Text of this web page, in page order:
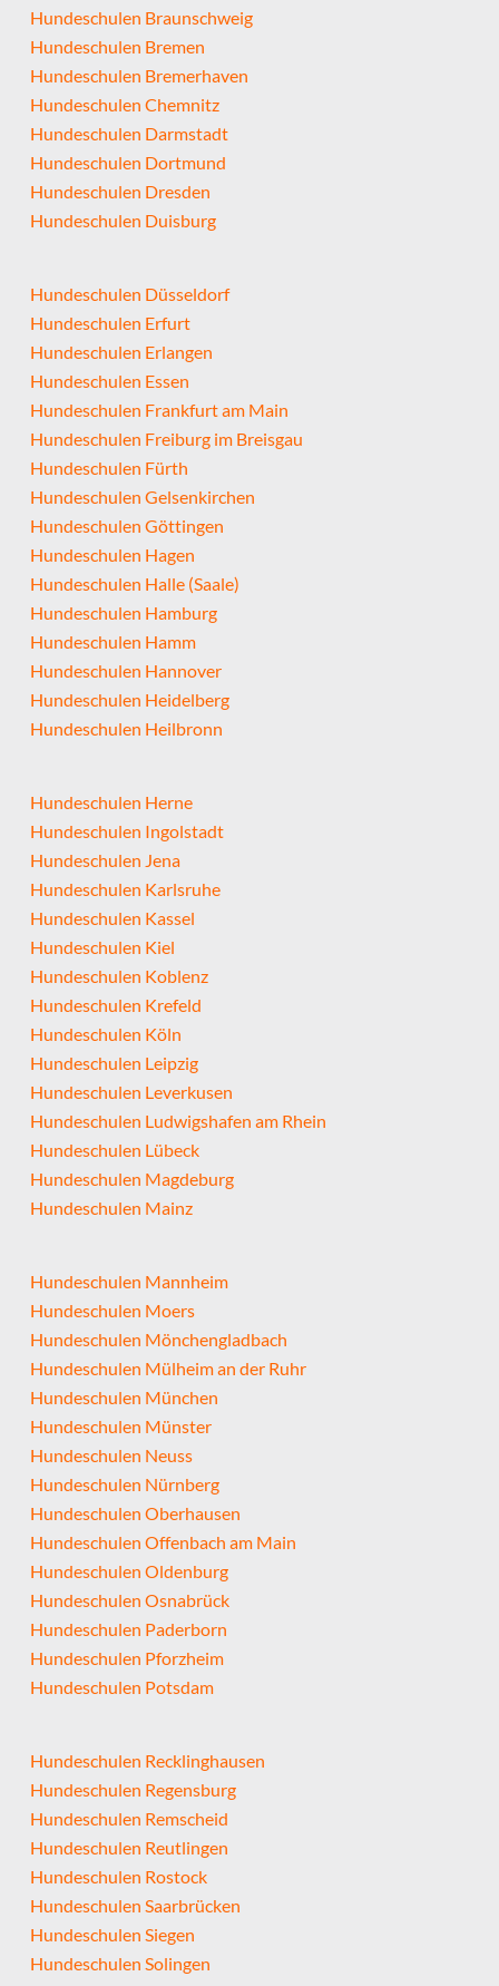
Hundeschulen Braunschweig
Hundeschulen Bremen
Hundeschulen Bremerhaven
Hundeschulen Chemnitz
Hundeschulen Darmstadt
Hundeschulen Dortmund
Hundeschulen Dresden
Hundeschulen Duisburg
Hundeschulen Düsseldorf
Hundeschulen Erfurt
Hundeschulen Erlangen
Hundeschulen Essen
Hundeschulen Frankfurt am Main
Hundeschulen Freiburg im Breisgau
Hundeschulen Fürth
Hundeschulen Gelsenkirchen
Hundeschulen Göttingen
Hundeschulen Hagen
Hundeschulen Halle (Saale)
Hundeschulen Hamburg
Hundeschulen Hamm
Hundeschulen Hannover
Hundeschulen Heidelberg
Hundeschulen Heilbronn
Hundeschulen Herne
Hundeschulen Ingolstadt
Hundeschulen Jena
Hundeschulen Karlsruhe
Hundeschulen Kassel
Hundeschulen Kiel
Hundeschulen Koblenz
Hundeschulen Krefeld
Hundeschulen Köln
Hundeschulen Leipzig
Hundeschulen Leverkusen
Hundeschulen Ludwigshafen am Rhein
Hundeschulen Lübeck
Hundeschulen Magdeburg
Hundeschulen Mainz
Hundeschulen Mannheim
Hundeschulen Moers
Hundeschulen Mönchengladbach
Hundeschulen Mülheim an der Ruhr
Hundeschulen München
Hundeschulen Münster
Hundeschulen Neuss
Hundeschulen Nürnberg
Hundeschulen Oberhausen
Hundeschulen Offenbach am Main
Hundeschulen Oldenburg
Hundeschulen Osnabrück
Hundeschulen Paderborn
Hundeschulen Pforzheim
Hundeschulen Potsdam
Hundeschulen Recklinghausen
Hundeschulen Regensburg
Hundeschulen Remscheid
Hundeschulen Reutlingen
Hundeschulen Rostock
Hundeschulen Saarbrücken
Hundeschulen Siegen
Hundeschulen Solingen